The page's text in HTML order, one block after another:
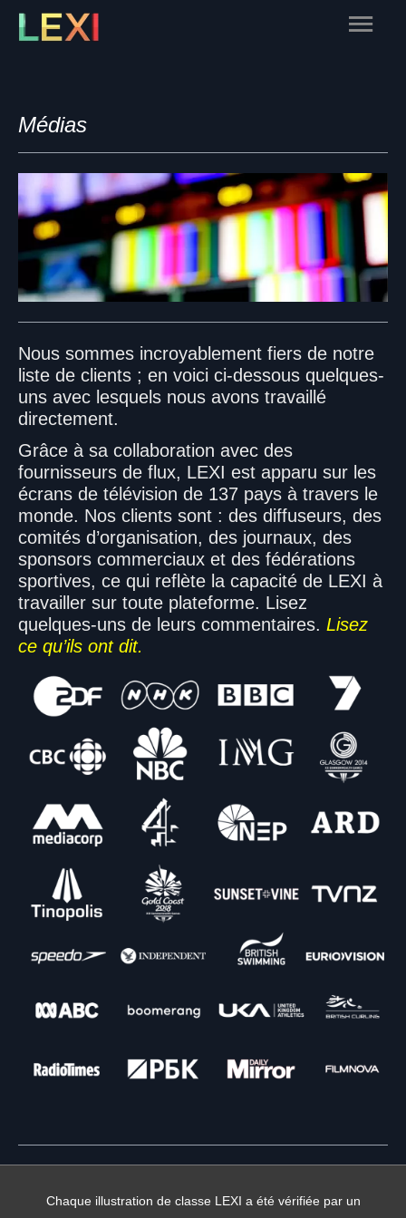
Skip
Main
Médias
Nous sommes incroyablement fiers de notre
liste de clients ; en voici ci-dessous quelques-
uns avec lesquels nous avons travaillé
directement.
Grâce à sa collaboration avec des
fournisseurs de flux, LEXI est apparu sur les
écrans de télévision de 137 pays à travers le
monde. Nos clients sont : des diffuseurs, des
comités d’organisation, des journaux, des
sponsors commerciaux et des fédérations
sportives, ce qui reflète la capacité de LEXI à
travailler sur toute plateforme. Lisez
quelques-uns de leurs commentaires. Lisez
ce qu’ils ont dit.
Chaque illustration de classe LEXI a été vérifiée par un